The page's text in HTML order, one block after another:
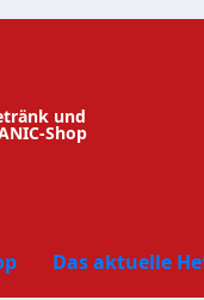
und
Shop
Das aktuelle